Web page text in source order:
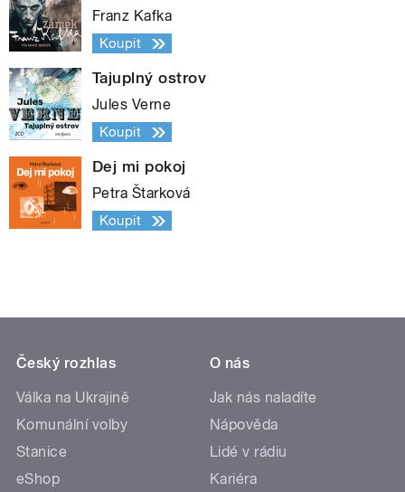
Franz Kafka
Koupit
Tajuplný ostrov
Jules Verne
Koupit
Dej mi pokoj
Petra Štarková
Koupit
Český rozhlas
Válka na Ukrajině
Komunální volby
Stanice
eShop
O nás
Jak nás naladíte
Nápověda
Lidé v rádiu
Kariéra